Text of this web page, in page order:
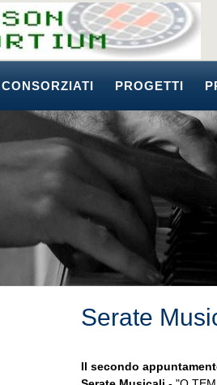
CONSORZIATI PROGETTI
Serate
Il secondo